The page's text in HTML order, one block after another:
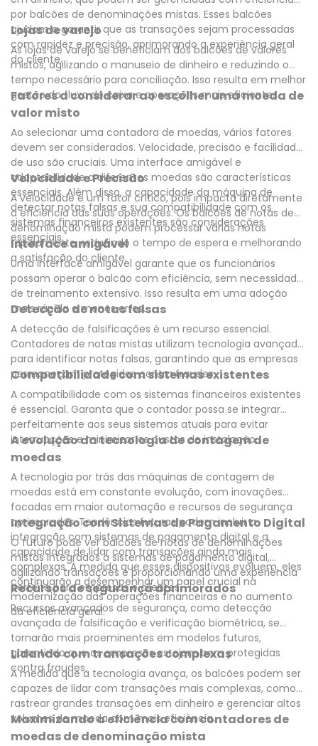
por balcões de denominações mistas. Esses balcões
ajudam a garantir que as transações sejam processadas
com rapidez e precisão, aprimorando a experiência geral
do cliente.
Lojas de varejo
As lojas de varejo se beneficiam dos balcões de valores
mistos, agilizando o manuseio de dinheiro e reduzindo o
tempo necessário para conciliação. Isso resulta em melhor
gestão do fluxo de caixa e operações mais eficientes.
Fatores a considerar ao escolher uma moeda de
valor misto
Ao selecionar uma contadora de moedas, vários fatores
devem ser considerados. Velocidade, precisão e facilidade
de uso são cruciais. Uma interface amigável e
adaptabilidade a diferentes moedas são características
essenciais. Além disso, a capacidade da máquina de
detectar notas falsas e sua compatibilidade com os
sistemas financeiros existentes são considerações
essenciais.
Velocidade e Precisão
A velocidade é um fator crítico, pois impacta diretamente
a eficiência das suas operações. Os balcões de notas de
denominação mista podem processar várias notas
rapidamente, reduzindo o tempo de espera e melhorando
a satisfação do cliente.
Interface amigável
Uma interface amigável garante que os funcionários
possam operar o balcão com eficiência, sem necessidade
de treinamento extensivo. Isso resulta em uma adoção
mais rápida e menos erros.
Detecção de notas falsas
A detecção de falsificações é um recurso essencial.
Contadores de notas mistas utilizam tecnologia avançada
para identificar notas falsas, garantindo que as empresas
permaneçam protegidas contra fraudes.
Compatibilidade com sistemas existentes
A compatibilidade com os sistemas financeiros existentes
é essencial. Garanta que o contador possa se integrar
perfeitamente aos seus sistemas atuais para evitar
interrupções e minimizar os custos de instalação.
A evolução da tecnologia de contagem de
moedas
A tecnologia por trás das máquinas de contagem de
moedas está em constante evolução, com inovações
focadas em maior automação e recursos de segurança
aprimorados. Tendências futuras podem incluir a
integração com sistemas de pagamento digital e a
capacidade de lidar com transações ainda mais
complexas. À medida que esses dispositivos evoluem, eles
continuarão a desempenhar um papel crucial na
modernização das operações financeiras e no aumento
da eficiência geral.
Integração com Sistemas de Pagamento Digital
O futuro pode ver balcões de notas de denominações
mistas integrados a sistemas de pagamento digital,
agilizando transações e proporcionando uma experiência
perfeita para empresas e clientes.
Recursos de segurança aprimorados
Recursos avançados de segurança, como detecção
avançada de falsificação e verificação biométrica, se
tornarão mais proeminentes em modelos futuros,
garantindo que as empresas estejam bem protegidas
contra fraudes.
Lidando com transações complexas
À medida que a tecnologia avança, os balcões podem ser
capazes de lidar com transações mais complexas, como
rastrear grandes transações em dinheiro e gerenciar altos
volumes de moeda com mais eficiência.
Maximizando a eficiência com contadores de
moedas de denominação mista